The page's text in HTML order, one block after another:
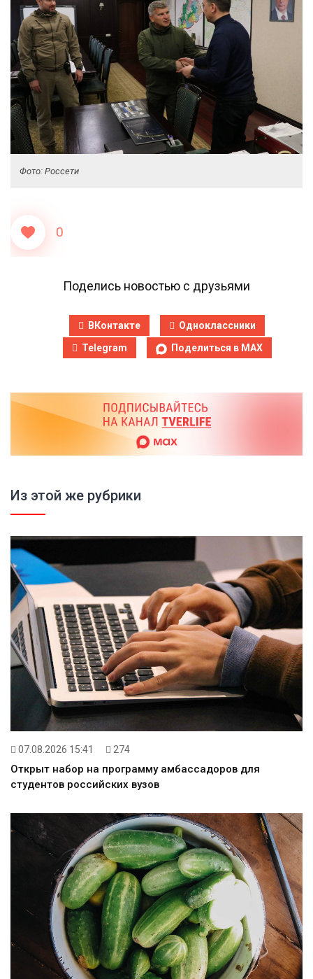
Фото: Россети
0
Поделись новостью с друзьями
ВКонтакте
Одноклассники
Telegram
Поделиться в MAX
Из этой же рубрики
07.08.2026 15:41 274
Открыт набор на программу амбассадоров для
студентов российских вузов